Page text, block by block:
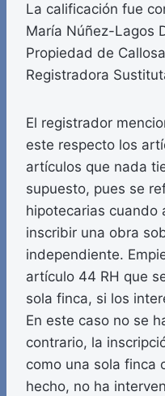
La calificación fue
María Núñez-Lagos
Propiedad de
Registradora
El registrador
este respecto los
artículos que nada
supuesto, pues se
hipotecarias cuando
inscribir una obra
independiente.
artículo 44 RH que
sola finca, si los
En este caso no se
contrario, la
como una sola finca
hecho, no ha